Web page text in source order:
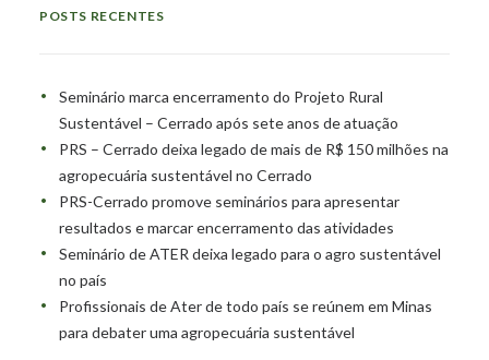
POSTS RECENTES
Seminário marca encerramento do Projeto Rural
Sustentável – Cerrado após sete anos de atuação
PRS – Cerrado deixa legado de mais de R$ 150 milhões na
agropecuária sustentável no Cerrado
PRS-Cerrado promove seminários para apresentar
resultados e marcar encerramento das atividades
Seminário de ATER deixa legado para o agro sustentável
no país
Profissionais de Ater de todo país se reúnem em Minas
para debater uma agropecuária sustentável